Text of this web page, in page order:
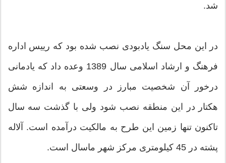
شد.
در این محل سنگ یادبودی نصب شده بود که رییس اداره
فرهنگ و ارشاد اسلامی سال 1389 وعده داد که یادمانی
درخور آن شخصیت مبارز در وسعتی به اندازه شش
هکتار در این منطقه نصب شود ولی با گذشت سه سال
تاکنون تنها زمین این طرح به مالکیت درآمده است. آلاله
پشته در 45 کیلومتری مرکز شهر ماسال است.